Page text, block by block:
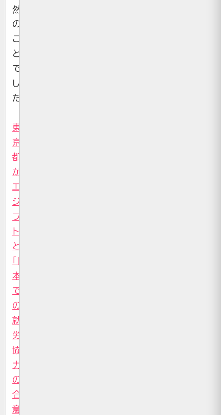
然
の
こ
と
で
し
た。
東
京
都
が
エ
ジ
プ
ト
と
「日
本
で
の
就
労
協
力」
の
合
意